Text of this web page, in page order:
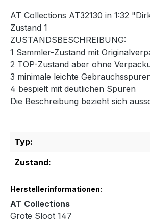
AT Collections AT32130 in 1:32
Zustand 1
ZUSTANDSBESCHREIBUNG:
1 Sammler-Zustand mit
2 TOP-Zustand aber ohne
3 minimale leichte
4 bespielt mit deutlichen Spuren
Die Beschreibung bezieht sich
Typ:
Zustand:
Herstellerinformationen:
AT Collections
Grote Sloot 147